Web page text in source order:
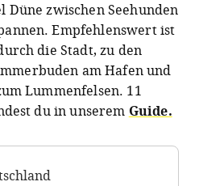
Düne zwischen Seehunden
Empfehlenswert ist
die Stadt, zu den
am Hafen und
Lummenfelsen. 11
du in unserem Guide.